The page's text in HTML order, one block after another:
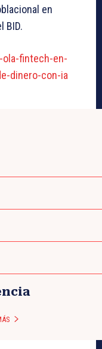
en
BID.
fintech-en-
dinero-con-ia